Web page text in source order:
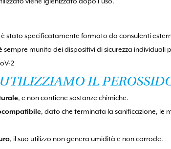
stato specificatamente formato da consulenti
sempre munito dei dispositivi di sicurezza
2
IL
, e non contiene sostanze chimiche.
, dato che terminata la sanificazione, le
, il suo utilizzo non genera umidità e non corrode.